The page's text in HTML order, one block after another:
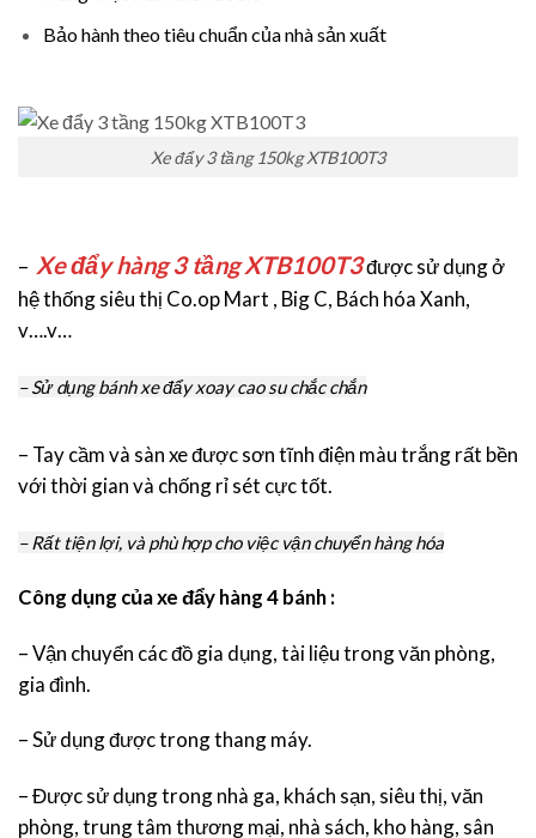
Bảo hành theo tiêu chuẩn của nhà sản xuất
Xe đẩy 3 tầng 150kg XTB100T3
– Xe đẩy hàng 3 tầng XTB100T3được sử dụng ở
hệ thống siêu thị Co.op Mart , Big C, Bách hóa Xanh,
v….v…
– Sử dụng bánh xe đẩy xoay cao su chắc chắn
– Tay cầm và sàn xe được sơn tĩnh điện màu trắng rất bền
với thời gian và chống rỉ sét cực tốt.
– Rất tiện lợi, và phù hợp cho việc vận chuyển hàng hóa
Công dụng của xe đẩy hàng 4 bánh :
– Vận chuyển các đồ gia dụng, tài liệu trong văn phòng,
gia đình.
– Sử dụng được trong thang máy.
– Được sử dụng trong nhà ga, khách sạn, siêu thị, văn
phòng, trung tâm thương mại, nhà sách, kho hàng, sân